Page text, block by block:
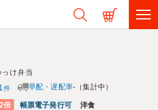
け弁当
件 早配・遅配率-（集計中）
倍 帳票電子発行可 洋食